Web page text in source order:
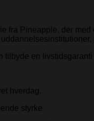
Pineapple, der
tilbyde en
hverdag.
styrke